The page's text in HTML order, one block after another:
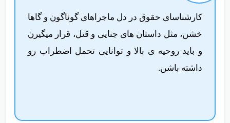
کارشناسای حقوق در دل ماجراهای گوناگون و گاها
خشن، مثل داستان های جنایی و قتل، قرار میگیرن
و باید روحیه ی بالا و توانایی تحمل اضطراب رو